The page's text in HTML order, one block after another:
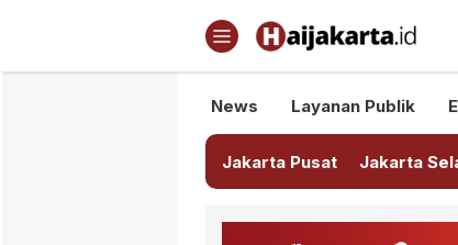
Haijakarta.id
Semua Tentang Jakarta
News Layanan Publik
Jakarta Pusat Jakarta